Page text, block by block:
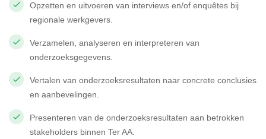
Opzetten en uitvoeren van interviews en/of enquêtes bij
regionale werkgevers.
Verzamelen, analyseren en interpreteren van
onderzoeksgegevens.
Vertalen van onderzoeksresultaten naar concrete conclusies
en aanbevelingen.
Presenteren van de onderzoeksresultaten aan betrokken
stakeholders binnen Ter AA.